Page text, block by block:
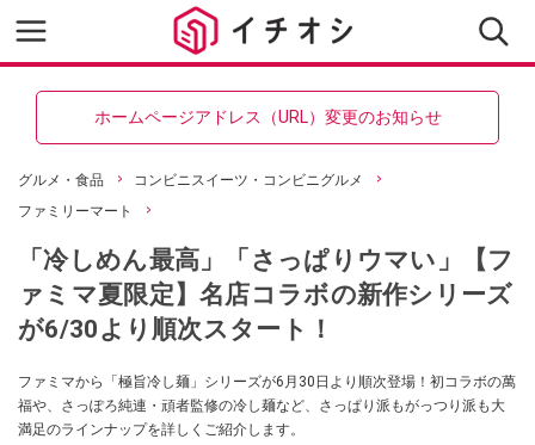
ホームページアドレス（URL）変更のお知らせ
グルメ・食品
コンビニスイーツ・コンビニグルメ
ファミリーマート
「冷しめん最高」「さっぱりウマい」【フ
ァミマ夏限定】名店コラボの新作シリーズ
が6/30より順次スタート！
ファミマから「極旨冷し麺」シリーズが6月30日より順次登場！初コラボの萬
福や、さっぽろ純連・頑者監修の冷し麺など、さっぱり派もがっつり派も大
満足のラインナップを詳しくご紹介します。